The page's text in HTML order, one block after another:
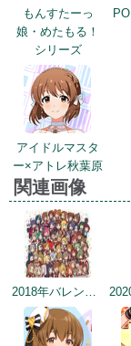
もんすたーっ
娘・めたもる！
シリーズ
アイドルマスタ
ー×アトレ秋葉原
関連画像
2018年バレンタインデー公式ツイート 2020年